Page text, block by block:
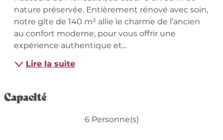
nature préservée. Entièrement rénové avec soin,
notre gîte de 140 m² allie le charme de l’ancien
au confort moderne, pour vous offrir une
expérience authentique et...
Lire la suite
Capacité
6 Personne(s)